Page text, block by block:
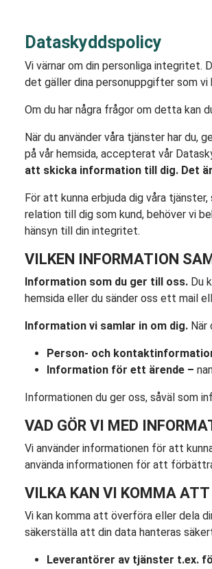
Dataskyddspolicy
Vi värnar om din personliga integritet.
det gäller dina personuppgifter som vi
Om du har några frågor om detta
När du använder våra tjänster har du,
på vår hemsida, accepterat vår
att skicka information till dig. Det
För att kunna erbjuda dig våra
relation till dig som kund, behöver vi
hänsyn till din integritet.
VILKEN INFORMATION
Information som du ger till oss. Du
hemsida eller du sänder oss ett mail
Information vi samlar in om dig. När
Person- och
Information för ett ärende –
Informationen du ger oss, såväl som
VAD GÖR VI MED
Vi använder informationen för att
använda informationen för att
VILKA KAN VI KOMMA
Vi kan komma att överföra eller dela
säkerställa att din data hanteras
Leverantörer av tjänster t.ex.